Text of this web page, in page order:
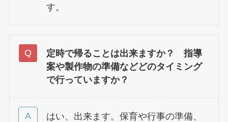
す。
定時で帰ることは出来ますか？ 指導
案や製作物の準備などどのタイミング
で行っていますか？
はい、出来ます。保育や行事の準備、